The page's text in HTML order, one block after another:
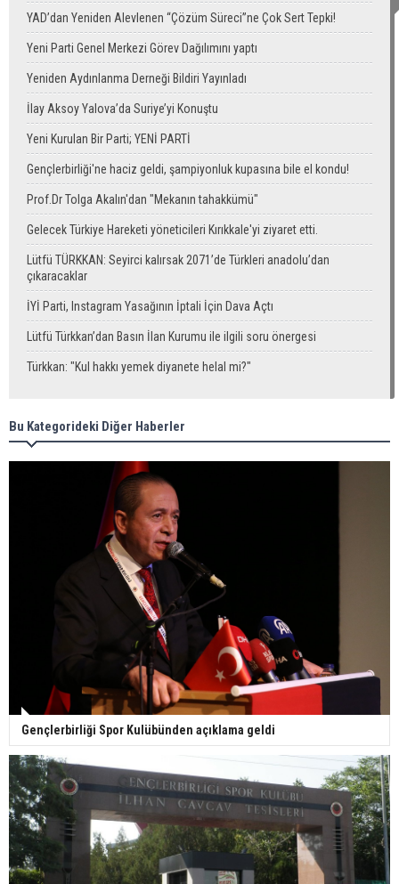
YAD’dan Yeniden Alevlenen “Çözüm Süreci”ne Çok Sert Tepki!
Yeni Parti Genel Merkezi Görev Dağılımını yaptı
Yeniden Aydınlanma Derneği Bildiri Yayınladı
İlay Aksoy Yalova’da Suriye’yi Konuştu
Yeni Kurulan Bir Parti; YENİ PARTİ
Gençlerbirliği'ne haciz geldi, şampiyonluk kupasına bile el kondu!
Prof.Dr Tolga Akalın'dan "Mekanın tahakkümü"
Gelecek Türkiye Hareketi yöneticileri Kırıkkale'yi ziyaret etti.
Lütfü TÜRKKAN: Seyirci kalırsak 2071’de Türkleri anadolu’dan
çıkaracaklar
İYİ Parti, Instagram Yasağının İptali İçin Dava Açtı
Lütfü Türkkan’dan Basın İlan Kurumu ile ilgili soru önergesi
Türkkan: "Kul hakkı yemek diyanete helal mi?"
Bu Kategorideki Diğer Haberler
Gençlerbirliği Spor Kulübünden açıklama geldi